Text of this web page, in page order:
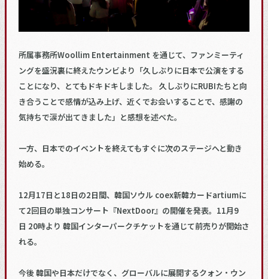
所属事務所Woollim Entertainment を通じて、ファンミーティ
ングを盛況裏に終えたウンビより「久しぶりに日本で公演をする
ことになり、とてもドキドキしました。 久しぶりにRUBIたちと向
き合うことで感情が込み上げ、近くでお会いすることで、感謝の
気持ちで涙が出てきました」と感想を述べた。
一方、日本でのイベントを終えてもすぐに次のステージへと動き
始める。
12月17日と18日の2日間、韓国ソウル coex新韓カードartiumに
て2回目の単独コンサート『NextDoor』の開催を発表。11月9
日 20時より 韓国インターパークチケットを通じて前売りが開始さ
れる。
今後 韓国や日本だけでなく、グローバルに展開するクォン・ウン